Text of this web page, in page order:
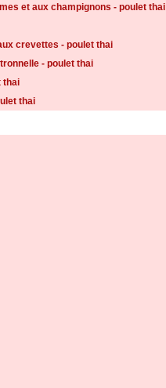
et aux champignons - poulet thai
crevettes - poulet thai
- poulet thai
thai
thai